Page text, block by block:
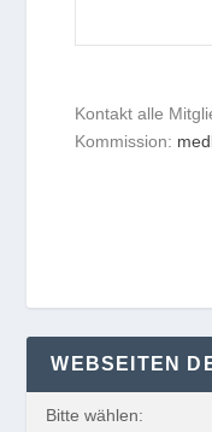
Kontakt alle
Kommission:
WEBSEITEN